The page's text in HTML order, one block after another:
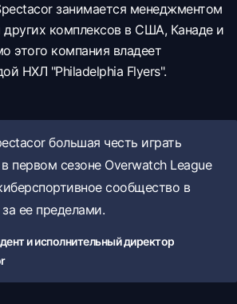
занимается менеджментом
других комплексов в США, Канаде и
этого компания владеет
НХЛ "Philadelphia Flyers".
большая честь играть
первом сезоне Overwatch League
сообщество в
ее пределами.
и исполнительный директор